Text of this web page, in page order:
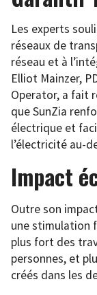
Les experts
réseaux de
réseau et à
Elliot Mainzer,
Operator, a fait
que SunZia
électrique et
l’électricité au-
Impact
Outre son
une stimulation
plus fort des
personnes, et
créés dans les